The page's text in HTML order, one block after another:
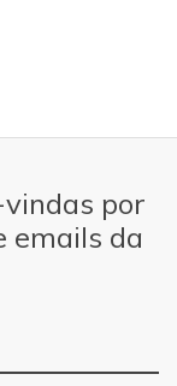
por
emails da